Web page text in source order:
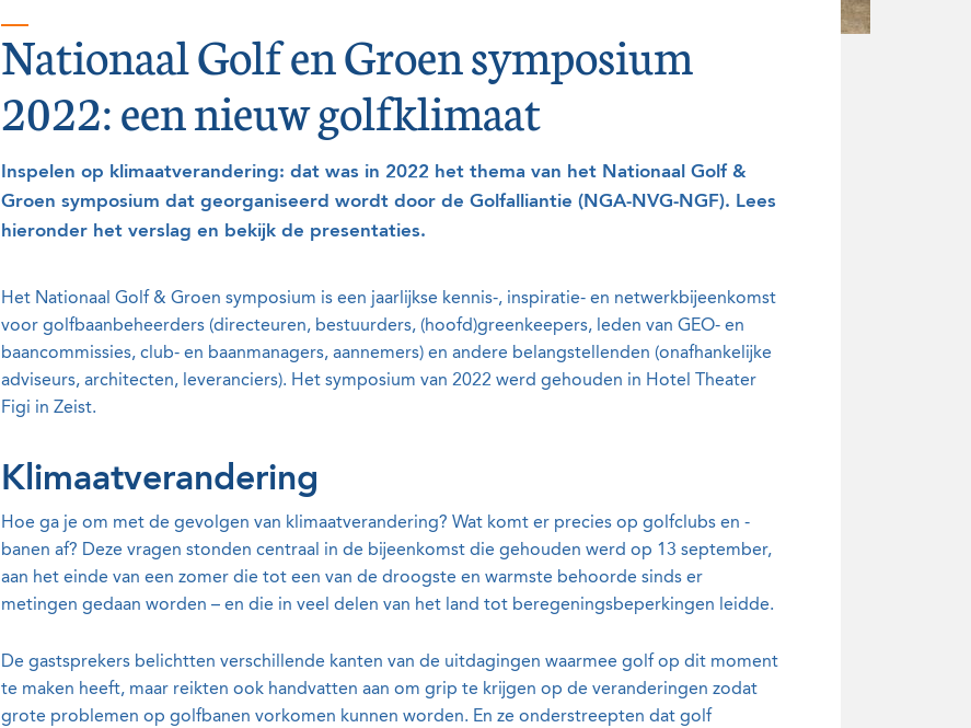
Nationaal Golf en Groen symposium
2022: een nieuw golfklimaat
Inspelen op klimaatverandering: dat was in 2022 het thema van het Nationaal Golf &
Groen symposium dat georganiseerd wordt door de Golfalliantie (NGA-NVG-NGF). Lees
hieronder het verslag en bekijk de presentaties.
Het Nationaal Golf & Groen symposium is een jaarlijkse kennis-, inspiratie- en netwerkbijeenkomst
voor golfbaanbeheerders (directeuren, bestuurders, (hoofd)greenkeepers, leden van GEO- en
baancommissies, club- en baanmanagers, aannemers) en andere belangstellenden (onafhankelijke
adviseurs, architecten, leveranciers). Het symposium van 2022 werd gehouden in Hotel Theater
Figi in Zeist.
Klimaatverandering
Hoe ga je om met de gevolgen van klimaatverandering? Wat komt er precies op golfclubs en -
banen af? Deze vragen stonden centraal in de bijeenkomst die gehouden werd op 13 september,
aan het einde van een zomer die tot een van de droogste en warmste behoorde sinds er
metingen gedaan worden – en die in veel delen van het land tot beregeningsbeperkingen leidde.
De gastsprekers belichtten verschillende kanten van de uitdagingen waarmee golf op dit moment
te maken heeft, maar reikten ook handvatten aan om grip te krijgen op de veranderingen zodat
grote problemen op golfbanen vorkomen kunnen worden. En ze onderstreepten dat golf